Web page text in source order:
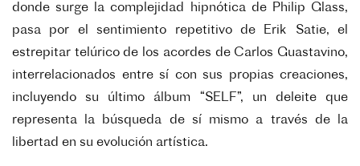
donde surge la complejidad hipnótica de Philip Glass,
pasa por el sentimiento repetitivo de Erik Satie, el
estrepitar telúrico de los acordes de Carlos Guastavino,
interrelacionados entre sí con sus propias creaciones,
incluyendo su último álbum “SELF”, un deleite que
representa la búsqueda de sí mismo a través de la
libertad en su evolución artística.